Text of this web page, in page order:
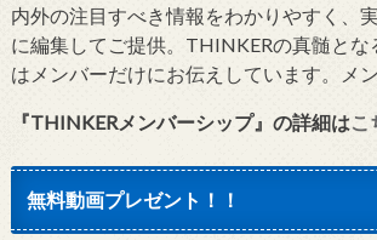
内外の注目すべき情報をわかりやすく、
に編集してご提供。THINKERの真髄とな
はメンバーだけにお伝えしています。メ
『THINKERメンバーシップ』 の詳細はこ
無料動画プレゼント！！